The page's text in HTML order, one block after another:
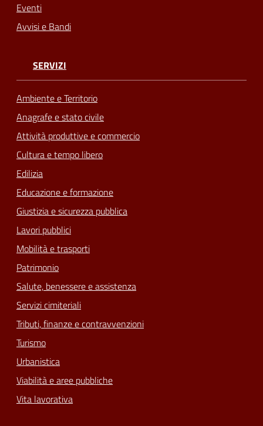
Eventi
Avvisi e Bandi
SERVIZI
Ambiente e Territorio
Anagrafe e stato civile
Attività produttive e commercio
Cultura e tempo libero
Edilizia
Educazione e formazione
Giustizia e sicurezza pubblica
Lavori pubblici
Mobilità e trasporti
Patrimonio
Salute, benessere e assistenza
Servizi cimiteriali
Tributi, finanze e contravvenzioni
Turismo
Urbanistica
Viabilità e aree pubbliche
Vita lavorativa